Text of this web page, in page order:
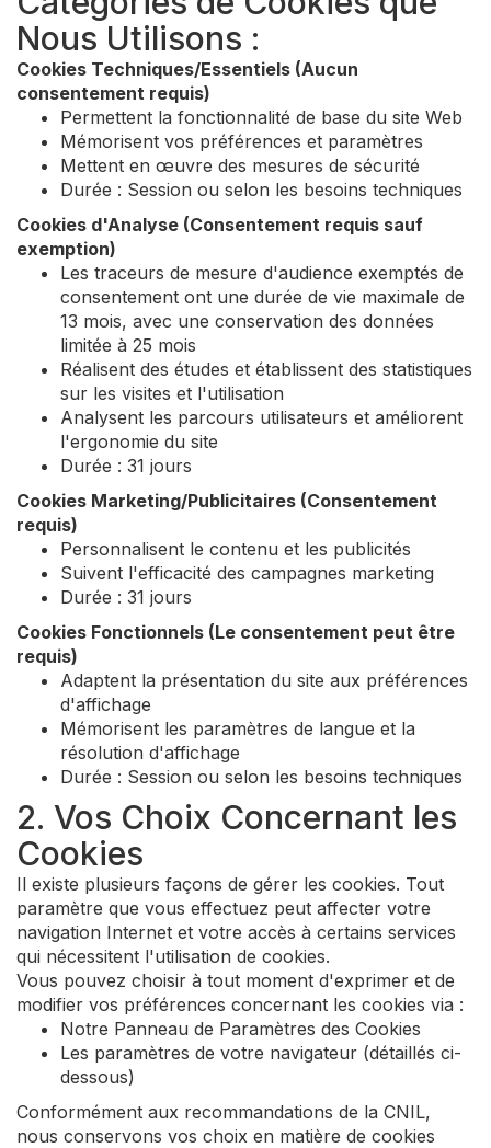
Nous Utilisons :
Cookies Techniques/Essentiels (Aucun
consentement requis)
Permettent la fonctionnalité de base du site Web
Mémorisent vos préférences et paramètres
Mettent en œuvre des mesures de sécurité
Durée : Session ou selon les besoins techniques
Cookies d'Analyse (Consentement requis sauf
exemption)
Les traceurs de mesure d'audience exemptés de
consentement ont une durée de vie maximale de
13 mois, avec une conservation des données
limitée à 25 mois
Réalisent des études et établissent des statistiques
sur les visites et l'utilisation
Analysent les parcours utilisateurs et améliorent
l'ergonomie du site
Durée : 31 jours
Cookies Marketing/Publicitaires (Consentement
requis)
Personnalisent le contenu et les publicités
Suivent l'efficacité des campagnes marketing
Durée : 31 jours
Cookies Fonctionnels (Le consentement peut être
requis)
Adaptent la présentation du site aux préférences
d'affichage
Mémorisent les paramètres de langue et la
résolution d'affichage
Durée : Session ou selon les besoins techniques
2. Vos Choix Concernant les
Cookies
Il existe plusieurs façons de gérer les cookies. Tout
paramètre que vous effectuez peut affecter votre
navigation Internet et votre accès à certains services
qui nécessitent l'utilisation de cookies.
Vous pouvez choisir à tout moment d'exprimer et de
modifier vos préférences concernant les cookies via :
Notre Panneau de Paramètres des Cookies
Les paramètres de votre navigateur (détaillés ci-
dessous)
Conformément aux recommandations de la CNIL,
nous conservons vos choix en matière de cookies